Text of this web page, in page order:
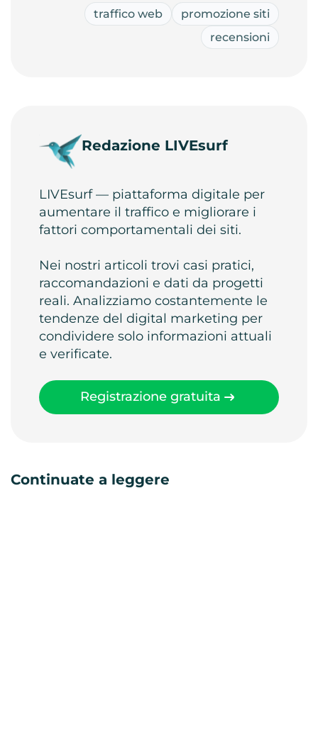
traffico web
promozione siti
recensioni
Redazione LIVEsurf
LIVEsurf — piattaforma digitale per
aumentare il traffico e migliorare i
fattori comportamentali dei siti.
Nei nostri articoli trovi casi pratici,
raccomandazioni e dati da progetti
reali. Analizziamo costantemente le
tendenze del digital marketing per
condividere solo informazioni attuali
e verificate.
Registrazione gratuita
Continuate a leggere